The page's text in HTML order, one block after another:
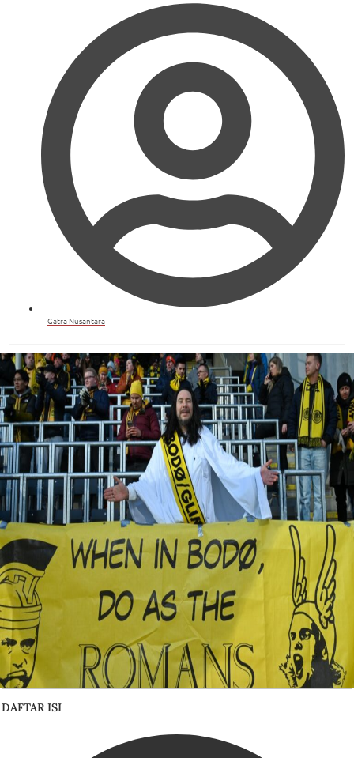
Gatra Nusantara
DAFTAR ISI